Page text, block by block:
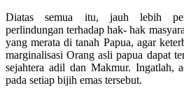
Diatas semua itu, jauh lebih
perlindungan terhadap hak- hak
yang merata di tanah Papua, agar
marginalisasi Orang asli papua dapat
sejahtera adil dan Makmur. Ingatlah,
pada setiap bijih emas tersebut.